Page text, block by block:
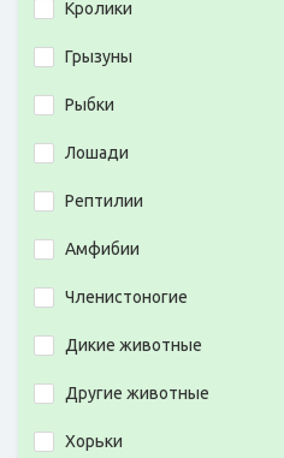
Кролики
Грызуны
Рыбки
Лошади
Рептилии
Амфибии
Членистоногие
Дикие животные
Другие животные
Хорьки